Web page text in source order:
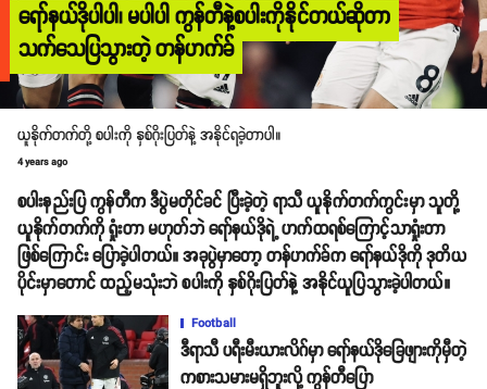
ရော်နယ်ဒိုပါပါ၊ မပါပါ ကွန်တီနဲ့စပါးကိုနိုင်တယ်ဆိုတာ
သက်သေပြသွားတဲ့ တန်ဟက်ခ်
ယူနိုက်တက်တို့ စပါးကို နှစ်ဂိုးပြတ်နဲ့ အနိုင်ရခဲ့တာပါ။
4 years ago
စပါးနည်းပြ ကွန်တီက ဒီပွဲမတိုင်ခင် ပြီးခဲ့တဲ့ ရာသီ ယူနိုက်တက်ကွင်းမှာ သူတို့
ယူနိုက်တက်ကို ရှုံးတာ မဟုတ်ဘဲ ရော်နယ်ဒိုရဲ့ ဟက်ထရစ်ကြောင့်သာရှုံးတာ
ဖြစ်ကြောင်း ပြောခဲ့ပါတယ်။ အခုပွဲမှာတော့ တန်ဟက်ခ်က ရော်နယ်ဒိုကို ဒုတိယ
ပိုင်းမှာတောင် ထည့်မသုံးဘဲ စပါးကို နှစ်ဂိုးပြတ်နဲ့ အနိုင်ယူပြသွားခဲ့ပါတယ်။
Football
ဒီရာသီ ပရီးမီးယားလိဂ်မှာ ရော်နယ်ဒိုခြေဖျားကိုမှီတဲ့
ကစားသမားမရှိဘူးလို့ ကွန်တီပြော